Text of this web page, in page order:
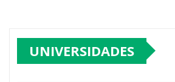
UNIVERSIDADES